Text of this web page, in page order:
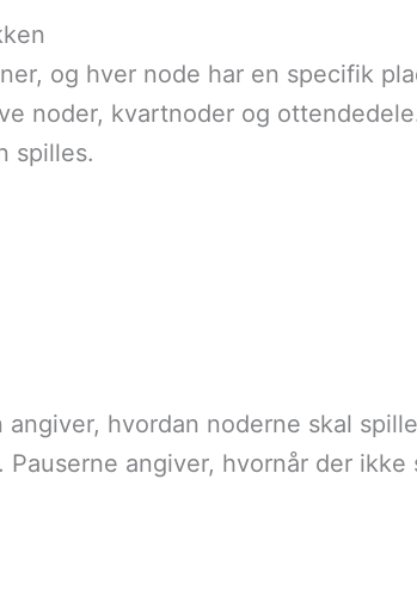
og hver node har en specifik
noder, kvartnoder og
spilles.
hvordan noderne skal
angiver, hvornår der ikke